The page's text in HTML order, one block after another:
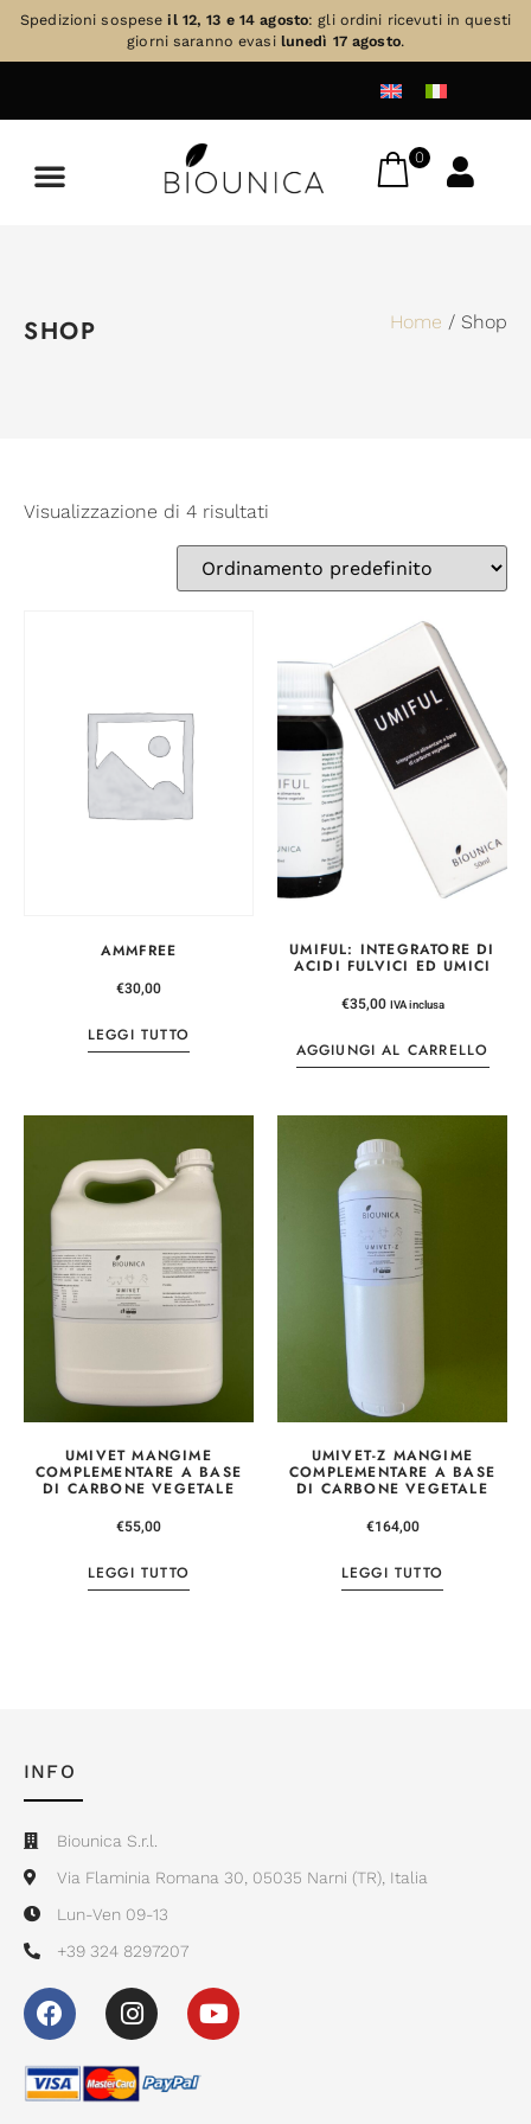
Spedizioni sospeseil 12, 13 e 14 agosto: gli ordini ricevuti in questi
giorni saranno evasi lunedì 17 agosto.
0
SHOP Home / Shop
Visualizzazione di 4 risultati
AMMFREE
€30,00
LEGGI TUTTO
UMIFUL: INTEGRATORE DI
ACIDI FULVICI ED UMICI
€35,00 IVA inclusa
AGGIUNGI AL CARRELLO
UMIVET MANGIME
COMPLEMENTARE A BASE
DI CARBONE VEGETALE
€55,00
LEGGI TUTTO
UMIVET-Z MANGIME
COMPLEMENTARE A BASE
DI CARBONE VEGETALE
€164,00
LEGGI TUTTO
INFO
Biounica S.r.l.
Via Flaminia Romana 30, 05035 Narni (TR), Italia
Lun-Ven 09-13
+39 324 8297207